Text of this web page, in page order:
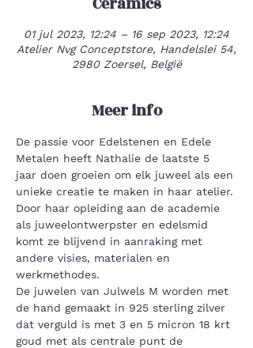
01 jul 2023, 12:24 – 16 sep 2023, 12:24
Atelier Nvg Conceptstore, Handelslei 54,
2980 Zoersel, België
Meer info
De passie voor Edelstenen en Edele
Metalen heeft Nathalie de laatste 5
jaar doen groeien om elk juweel als een
unieke creatie te maken in haar atelier.
Door haar opleiding aan de academie
als juweelontwerpster en edelsmid
komt ze blijvend in aanraking met
andere visies, materialen en
werkmethodes.
De juwelen van Julwels M worden met
de hand gemaakt in 925 sterling zilver
dat verguld is met 3 en 5 micron 18 krt
goud met als centrale punt de